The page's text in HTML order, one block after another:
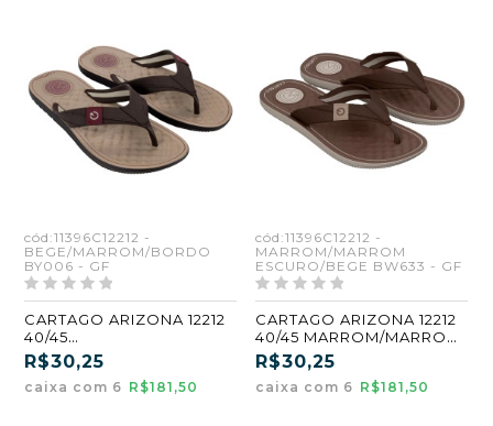
cód:11396C12212 -
BEGE/MARROM/BORDO
BY006 - GF
CARTAGO ARIZONA 12212
40/45
BEGE/MARROM/BORDO
(BY006) (GF) (CX6)
R$30,25
caixa com 6 R$181,50
cód:11396C12212 -
MARROM/MARROM
ESCURO/BEGE BW633 - GF
CARTAGO ARIZONA 12212
40/45 MARROM/MARROM
ESCURO/BEGE (BW633)
(GF) (CX6)
R$30,25
caixa com 6 R$181,50